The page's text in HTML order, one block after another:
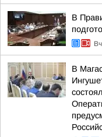
В
В